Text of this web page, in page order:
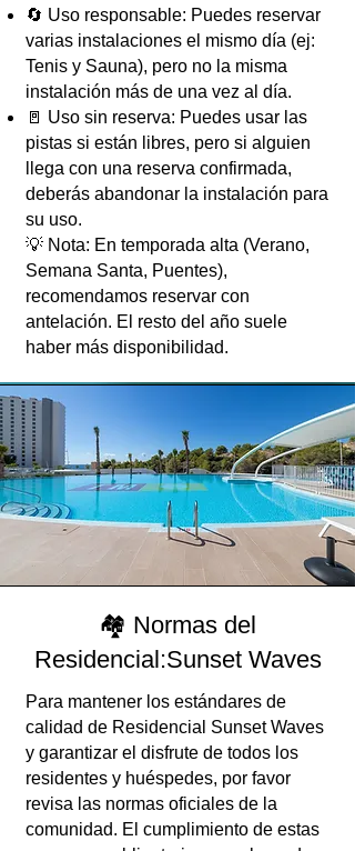
🔄 Uso responsable: Puedes reservar
varias instalaciones el mismo día (ej:
Tenis y Sauna), pero no la misma
instalación más de una vez al día.
🚪 Uso sin reserva: Puedes usar las
pistas si están libres, pero si alguien
llega con una reserva confirmada,
deberás abandonar la instalación para
su uso.
💡 Nota: En temporada alta (Verano,
Semana Santa, Puentes),
recomendamos reservar con
antelación. El resto del año suele
haber más disponibilidad.
🏘️ Normas del
Residencial:Sunset Waves
Para mantener los estándares de
calidad de Residencial Sunset Waves
y garantizar el disfrute de todos los
residentes y huéspedes, por favor
revisa las normas oficiales de la
comunidad. El cumplimiento de estas